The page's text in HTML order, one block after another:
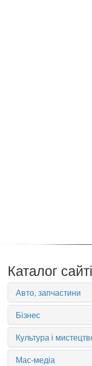
Каталог
Авто, запчастини
Бізнес
Культура і
Мас-медіа